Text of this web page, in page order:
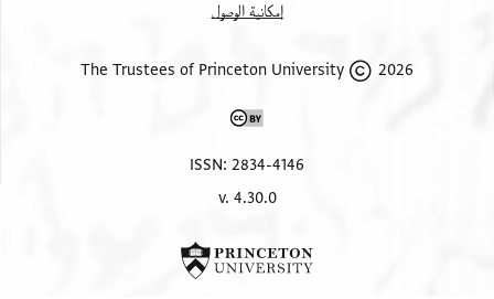
إمكانية الوصول
2026 The Trustees of Princeton University
ISSN: 2834-4146
v. 4.30.0